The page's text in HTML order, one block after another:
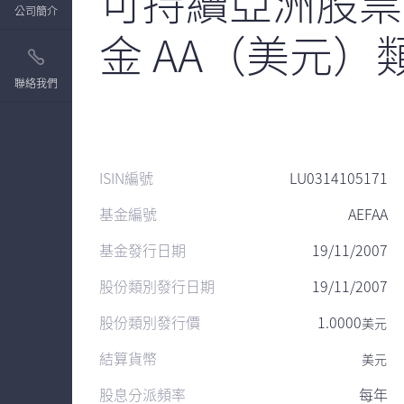
公司簡介
聯絡我們
金 AA（美元）
ISIN編號
LU0314105171
基金編號
AEFAA
基金發行日期
19/11/2007
股份類別發行日期
19/11/2007
股份類別發行價
1.0000美元
結算貨幣 美元
股息分派頻率 每年